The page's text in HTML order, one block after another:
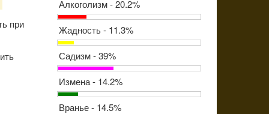
при
Алкоголизм - 20.2%
Жадность - 11.3%
Садизм - 39%
Измена - 14.2%
Вранье - 14.5%